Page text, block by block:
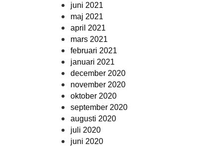
juni 2021
maj 2021
april 2021
mars 2021
februari 2021
januari 2021
december 2020
november 2020
oktober 2020
september 2020
augusti 2020
juli 2020
juni 2020